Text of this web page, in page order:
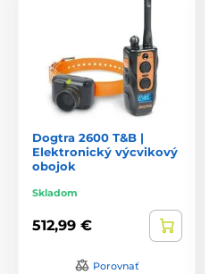
Dogtra 2600 T&B |
Elektronický výcvikový
obojok
Skladom
512,99 €
Porovnať